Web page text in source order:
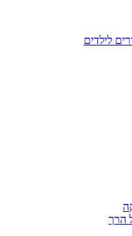
לילדים
הרך